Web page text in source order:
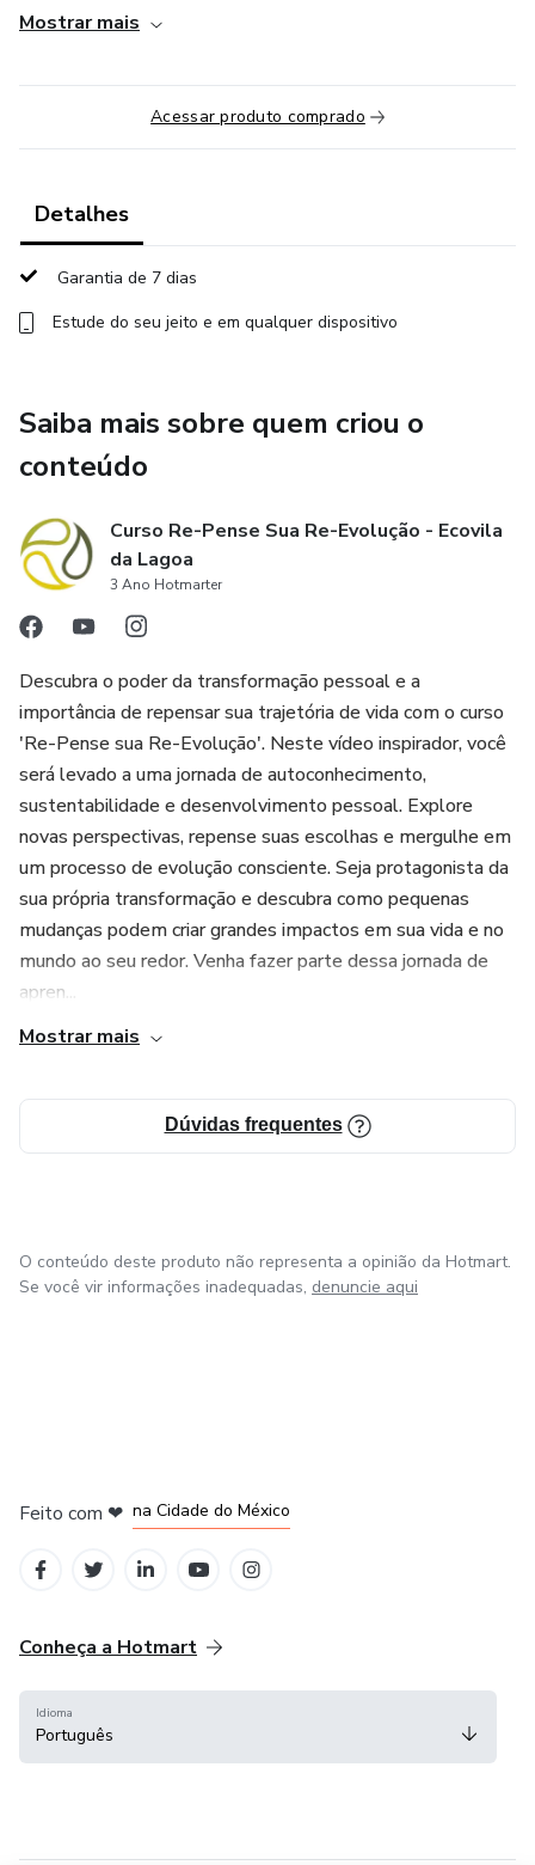
Mostrar mais
Acessar produto comprado
Detalhes
Garantia de 7 dias
Estude do seu jeito e em qualquer dispositivo
Saiba mais sobre quem criou o
conteúdo
Curso Re-Pense Sua Re-Evolução - Ecovila
da Lagoa
3 Ano Hotmarter
Descubra o poder da transformação pessoal e a
importância de repensar sua trajetória de vida com o curso
'Re-Pense sua Re-Evolução'. Neste vídeo inspirador, você
será levado a uma jornada de autoconhecimento,
sustentabilidade e desenvolvimento pessoal. Explore
novas perspectivas, repense suas escolhas e mergulhe em
um processo de evolução consciente. Seja protagonista da
sua própria transformação e descubra como pequenas
mudanças podem criar grandes impactos em sua vida e no
mundo ao seu redor. Venha fazer parte dessa jornada de
apren...
Mostrar mais
Dúvidas frequentes
O conteúdo deste produto não representa a opinião da Hotmart.
Se você vir informações inadequadas, denuncie aqui
Feito com ❤ na Cidade do México
Conheça a Hotmart
Idioma
Português